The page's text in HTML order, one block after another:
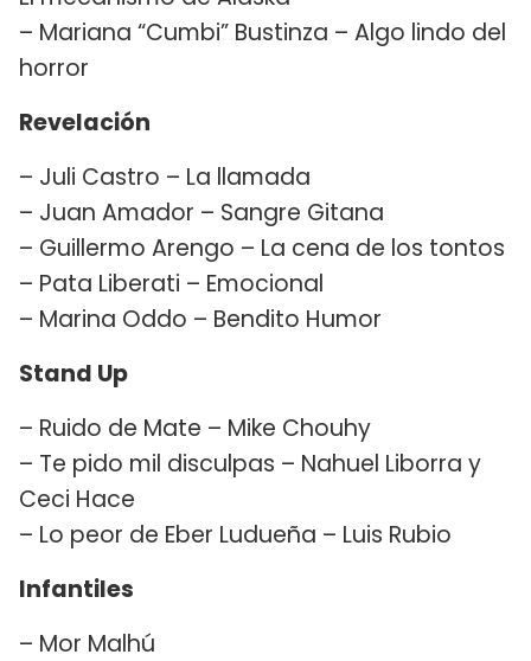
– Mariana “Cumbi” Bustinza – Algo lindo del
horror
Revelación
– Juli Castro – La llamada
– Juan Amador – Sangre Gitana
– Guillermo Arengo – La cena de los tontos
– Pata Liberati – Emocional
– Marina Oddo – Bendito Humor
Stand Up
– Ruido de Mate – Mike Chouhy
– Te pido mil disculpas – Nahuel Liborra y
Ceci Hace
– Lo peor de Eber Ludueña – Luis Rubio
Infantiles
– Mor Malhú